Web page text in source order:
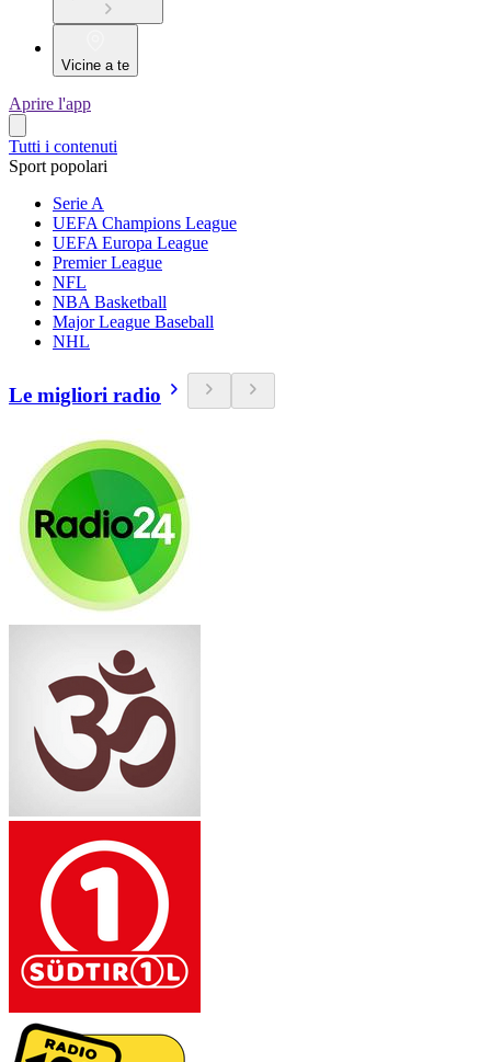
Vicine a te
Aprire l'app
Tutti i contenuti
Sport popolari
Serie A
UEFA Champions League
UEFA Europa League
Premier League
NFL
NBA Basketball
Major League Baseball
NHL
Le migliori radio